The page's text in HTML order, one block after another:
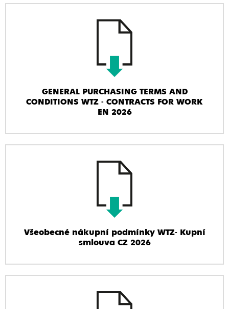
GENERAL PURCHASING TERMS AND
CONDITIONS WTZ - CONTRACTS FOR WORK
EN 2026
Všeobecné nákupní podmínky WTZ- Kupní
smlouva CZ 2026